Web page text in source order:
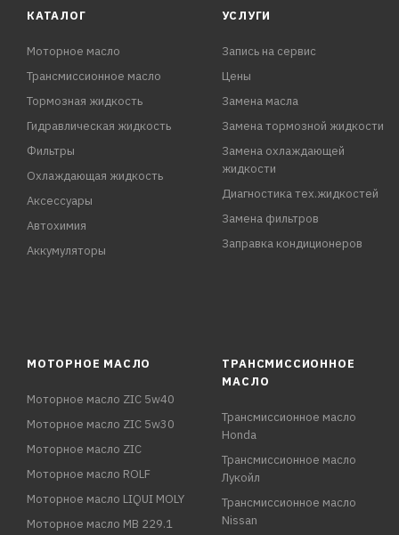
КАТАЛОГ
Моторное масло
Трансмиссионное масло
Тормозная жидкость
Гидравлическая жидкость
Фильтры
Охлаждающая жидкость
Аксессуары
Автохимия
Аккумуляторы
УСЛУГИ
Запись на сервис
Цены
Замена масла
Замена тормозной жидкости
Замена охлаждающей
жидкости
Диагностика тех.жидкостей
Замена фильтров
Заправка кондиционеров
МОТОРНОЕ МАСЛО
Моторное масло ZIC 5w40
Моторное масло ZIC 5w30
Моторное масло ZIC
Моторное масло ROLF
Моторное масло LIQUI MOLY
Моторное масло MB 229.1
ТРАНСМИССИОННОЕ
МАСЛО
Трансмиссионное масло
Honda
Трансмиссионное масло
Лукойл
Трансмиссионное масло
Nissan